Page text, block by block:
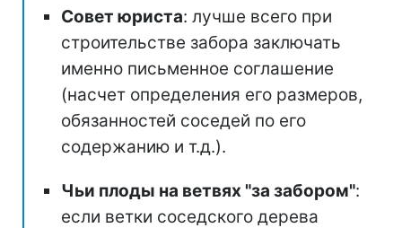
Совет юриста: лучше всего при
строительстве забора заключать
именно письменное соглашение
(насчет определения его размеров,
обязанностей соседей по его
содержанию и т.д.).
Чьи плоды на ветвях "за забором":
если ветки соседского дерева